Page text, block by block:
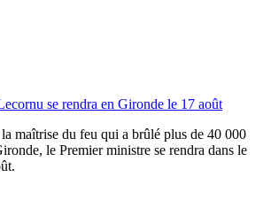
se rendra en Gironde le 17 août
maîtrise du feu qui a brûlé plus de 40 000
le Premier ministre se rendra dans le